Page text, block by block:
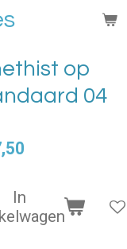
op
04
In